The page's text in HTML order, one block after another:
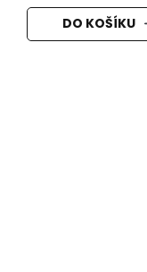
DO KOŠÍKU